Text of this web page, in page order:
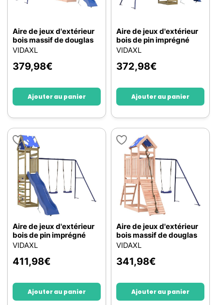
Aire de jeux d'extérieur
bois massif de douglas
VIDAXL
379,98€
Ajouter au panier
Aire de jeux d'extérieur
bois de pin imprégné
VIDAXL
372,98€
Ajouter au panier
Aire de jeux d'extérieur
bois de pin imprégné
VIDAXL
411,98€
Ajouter au panier
Aire de jeux d'extérieur
bois massif de douglas
VIDAXL
341,98€
Ajouter au panier